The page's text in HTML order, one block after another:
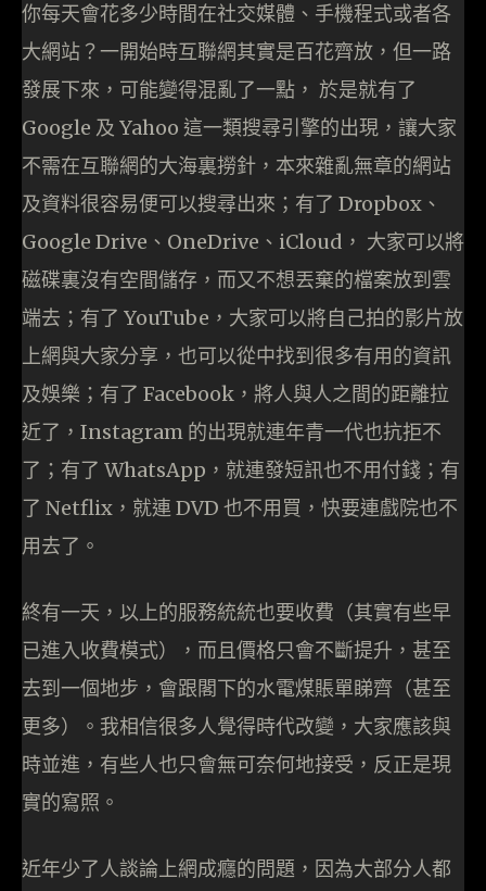
你每天會花多少時間在社交媒體、手機程式或者各
大網站？一開始時互聯網其實是百花齊放，但一路
發展下來，可能變得混亂了一點， 於是就有了
Google 及 Yahoo 這一類搜尋引擎的出現，讓大家
不需在互聯網的大海裏撈針，本來雜亂無章的網站
及資料很容易便可以搜尋出來；有了 Dropbox、
Google Drive、OneDrive、iCloud， 大家可以將
磁碟裏沒有空間儲存，而又不想丟棄的檔案放到雲
端去；有了 YouTube，大家可以將自己拍的影片放
上網與大家分享，也可以從中找到很多有用的資訊
及娛樂；有了 Facebook，將人與人之間的距離拉
近了，Instagram 的出現就連年青一代也抗拒不
了；有了 WhatsApp，就連發短訊也不用付錢；有
了 Netflix，就連 DVD 也不用買，快要連戲院也不
用去了。
終有一天，以上的服務統統也要收費（其實有些早
已進入收費模式），而且價格只會不斷提升，甚至
去到一個地步，會跟閣下的水電煤賬單睇齊（甚至
更多）。我相信很多人覺得時代改變，大家應該與
時並進，有些人也只會無可奈何地接受，反正是現
實的寫照。
近年少了人談論上網成癮的問題，因為大部分人都